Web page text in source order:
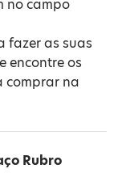
no campo
fazer as suas
encontre os
comprar na
Rubro